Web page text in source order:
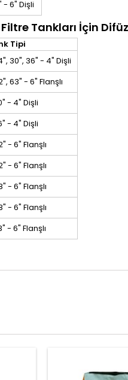
- 6" Dişli
Tankları İçin
Tipi
30", 36" - 4" Dişli
63" - 6" Flanşlı
- 4" Dişli
- 4" Dişli
- 6" Flanşlı
- 6" Flanşlı
- 6" Flanşlı
- 6" Flanşlı
- 6" Flanşlı